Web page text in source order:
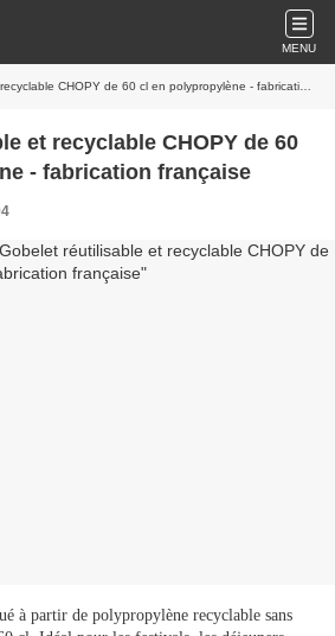
MENU
CHOPY de 60 cl en polypropylène - fabrication française
et recyclable CHOPY de 60
- fabrication française
à partir de polypropylène recyclable sans